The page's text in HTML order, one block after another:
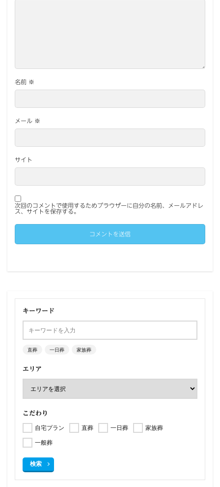
名前 ※
メール ※
サイト
次回のコメントで使用するためブラウザーに自分の名前、メールアドレ
ス、サイトを保存する。
キーワード
直葬 一日葬 家族葬
エリア
こだわり
自宅プラン 直葬 一日葬
家族葬
一般葬
検索